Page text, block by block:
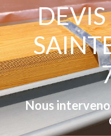
Nous